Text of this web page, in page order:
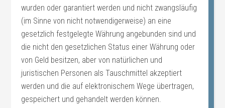
wurden oder garantiert werden und nicht zwangsläufig
(im Sinne von nicht notwendigerweise) an eine
gesetzlich festgelegte Währung angebunden sind und
die nicht den gesetzlichen Status einer Währung oder
von Geld besitzen, aber von natürlichen und
juristischen Personen als Tauschmittel akzeptiert
werden und die auf elektronischem Wege übertragen,
gespeichert und gehandelt werden können.